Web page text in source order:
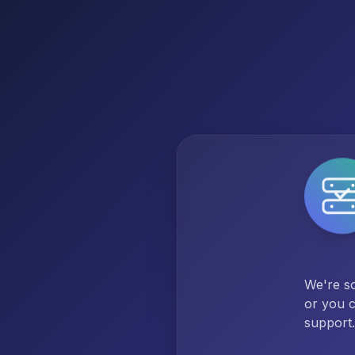
We're
or you
support.